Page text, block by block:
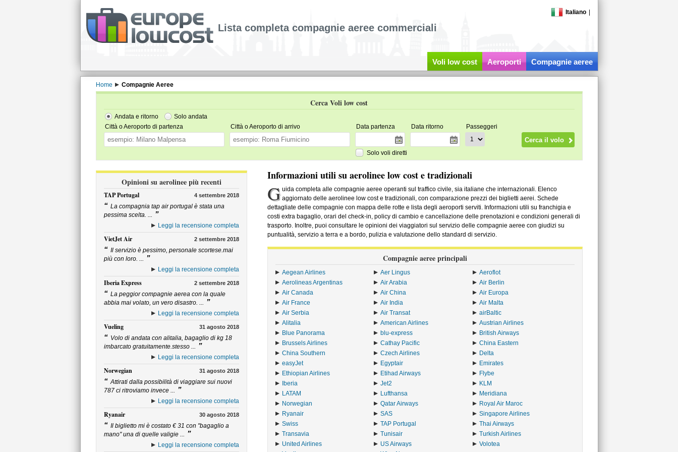
Italiano
Lista completa compagnie aeree commerciali
Voli low cost Aeroporti Compagnie aeree
Home Compagnie Aeree
Cerca Voli low cost
Andata e ritorno
Solo andata
Città o Aeroporto di partenza
Città o Aeroporto di arrivo Data partenza Data ritorno Passeggeri
Solo voli diretti
Opinioni su aerolinee più recenti
TAP Portugal 4 settembre 2018
“ La compagnia tap air portugal è stata una
pessima scelta. ... ”
Leggi la recensione completa
VietJet Air 2 settembre 2018
“ Il servizio è pessimo, personale scortese.mai
più con loro. ... ”
Leggi la recensione completa
Iberia Express 2 settembre 2018
“ La peggior compagnie aerea con la quale
abbia mai volato, un vero disastro. ... ”
Leggi la recensione completa
Vueling 31 agosto 2018
“ Volo di andata con alitalia, bagaglio di kg 18
imbarcato gratuitamente.stesso ... ”
Leggi la recensione completa
Norwegian 31 agosto 2018
“ Attirati dalla possibilità di viaggiare sui nuovi
787 ci ritroviamo invece ... ”
Leggi la recensione completa
Ryanair 30 agosto 2018
“ Il biglietto mi è costato € 31 con "bagaglio a
mano" una di quelle valigie ... ”
Leggi la recensione completa
Informazioni utili su aerolinee low cost e tradizionali
G uida completa alle compagnie aeree operanti sul traffico civile, sia italiane che internazionali. Elenco
aggiornato delle aerolinee low cost e tradizionali, con comparazione prezzi dei biglietti aerei. Schede
dettagliate delle compagnie con mappa delle rotte e lista degli aeroporti serviti. Informazioni utili su franchigia e
costi extra bagaglio, orari del check-in, policy di cambio e cancellazione delle prenotazioni e condizioni generali di
trasporto. Inoltre, puoi consultare le opinioni dei viaggiatori sul servizio delle compagnie aeree con giudizi su
puntualità, servizio a terra e a bordo, pulizia e valutazione dello standard di servizio.
Compagnie aeree principali
Aegean Airlines Aer Lingus
Aeroflot
Aerolineas Argentinas
Air Arabia
Air Berlin
Air Canada
Air China
Air Europa
Air France
Air India
Air Malta
Air Serbia
Air Transat
airBaltic
Alitalia
American Airlines
Austrian Airlines
Blue Panorama
blu-express
British Airways
Brussels Airlines
Cathay Pacific
China Eastern
China Southern
Czech Airlines
Delta
easyJet
Egyptair
Emirates
Ethiopian Airlines
Etihad Airways
Flybe
Iberia
Jet2
KLM
LATAM
Lufthansa
Meridiana
Norwegian
Qatar Airways
Royal Air Maroc
Ryanair
SAS
Singapore Airlines
Swiss
TAP Portugal
Thai Airways
Transavia
Tunisair
Turkish Airlines
United Airlines
US Airways
Volotea